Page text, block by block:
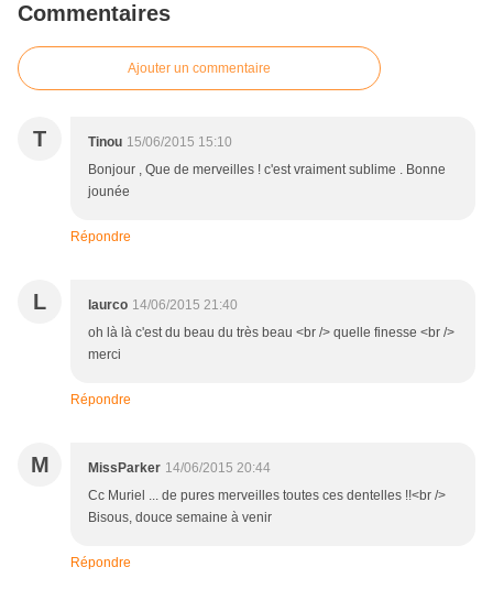
Commentaires
Ajouter un commentaire
T Tinou 15/06/2015 15:10
Bonjour , Que de merveilles ! c'est vraiment sublime . Bonne
jounée
Répondre
L laurco 14/06/2015 21:40
oh là là c'est du beau du très beau <br /> quelle finesse <br />
merci
Répondre
M MissParker 14/06/2015 20:44
Cc Muriel ... de pures merveilles toutes ces dentelles !!<br />
Bisous, douce semaine à venir
Répondre